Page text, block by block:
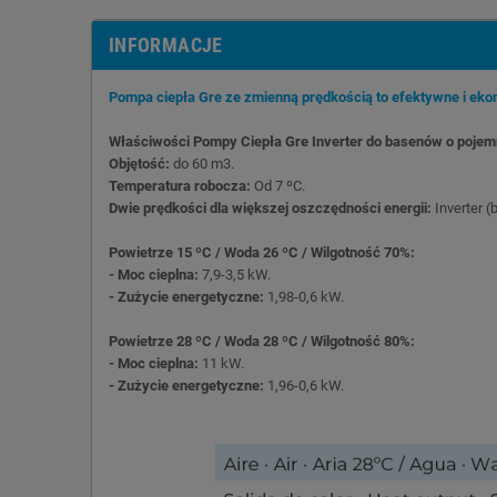
INFORMACJE
Pompa ciepła Gre ze zmienną prędkością to efektywne i
Właściwości Pompy Ciepła Gre Inverter do basenów o
Objętość: do 60 m3.
Temperatura robocza: Od 7 ºC.
Dwie prędkości dla większej oszczędności energii: Inverter
Powietrze 15 ºC / Woda 26 ºC / Wilgotność 70%:
- Moc cieplna: 7,9-3,5 kW.
- Zużycie energetyczne: 1,98-0,6 kW.
Powietrze 28 ºC / Woda 28 ºC / Wilgotność 80%:
- Moc cieplna: 11 kW.
- Zużycie energetyczne: 1,96-0,6 kW.